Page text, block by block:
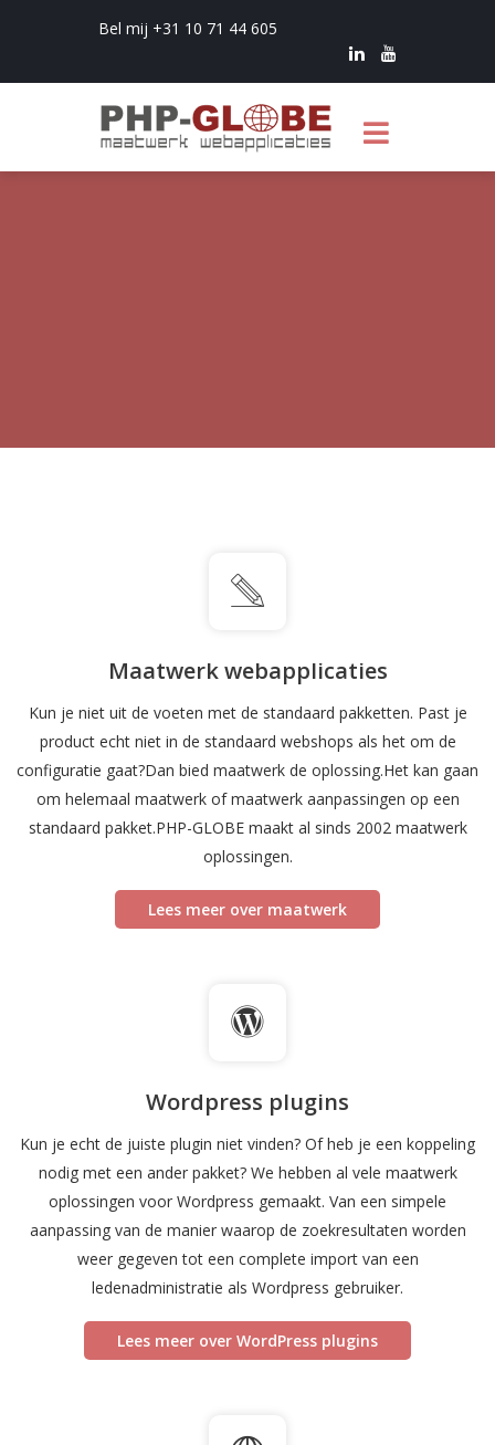
Bel mij +31 10 71 44 605
Maatwerk webapplicaties
Kun je niet uit de voeten met de standaard pakketten. Past je
product echt niet in de standaard webshops als het om de
configuratie gaat?Dan bied maatwerk de oplossing.Het kan gaan
om helemaal maatwerk of maatwerk aanpassingen op een
standaard pakket.PHP-GLOBE maakt al sinds 2002 maatwerk
oplossingen.
Lees meer over maatwerk
Wordpress plugins
Kun je echt de juiste plugin niet vinden? Of heb je een koppeling
nodig met een ander pakket? We hebben al vele maatwerk
oplossingen voor Wordpress gemaakt. Van een simpele
aanpassing van de manier waarop de zoekresultaten worden
weer gegeven tot een complete import van een
ledenadministratie als Wordpress gebruiker.
Lees meer over WordPress plugins